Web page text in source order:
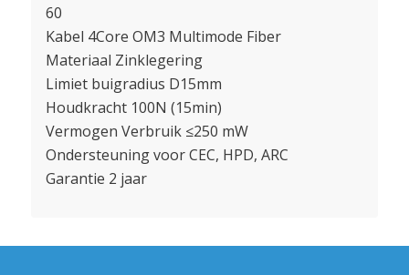
60
Kabel 4Core OM3 Multimode Fiber
Materiaal Zinklegering
Limiet buigradius D15mm
Houdkracht 100N (15min)
Vermogen Verbruik ≤250 mW
Ondersteuning voor CEC, HPD, ARC
Garantie 2 jaar